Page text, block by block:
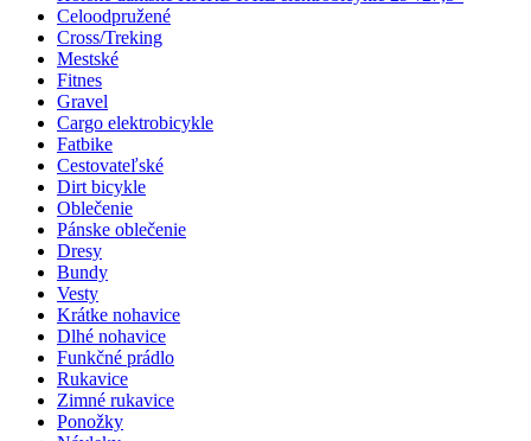
Celoodpružené
Cross/Treking
Mestské
Fitnes
Gravel
Cargo elektrobicykle
Fatbike
Cestovateľské
Dirt bicykle
Oblečenie
Pánske oblečenie
Dresy
Bundy
Vesty
Krátke nohavice
Dlhé nohavice
Funkčné prádlo
Rukavice
Zimné rukavice
Ponožky